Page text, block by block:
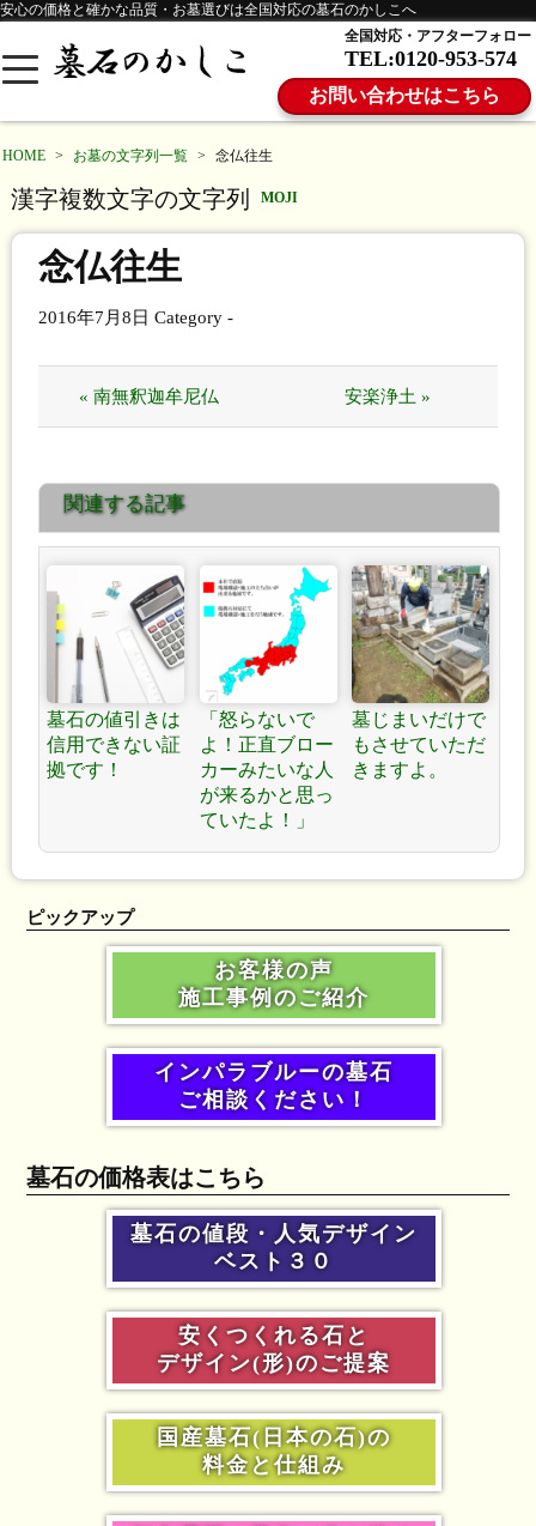
安心の価格と確かな品質・お墓選びは全国対応の墓石のかしこへ
全国対応・アフターフォロー
TEL:0120-953-574
お問い合わせはこちら
HOME > お墓の文字列一覧 > 念仏往生
漢字複数文字の文字列 MOJI
念仏往生
2016年7月8日 Category -
« 南無釈迦牟尼仏 安楽浄土 »
関連する記事
墓石の値引きは
信用できない証
拠です！
「怒らないで
よ！正直ブロー
カーみたいな人
が来るかと思っ
ていたよ！」
墓じまいだけで
もさせていただ
きますよ。
ピックアップ
お客様の声
施工事例のご紹介
インパラブルーの墓石
ご相談ください！
墓石の価格表はこちら
墓石の値段・人気デザイン
ベスト３０
安くつくれる石と
デザイン(形)のご提案
国産墓石(日本の石)の
料金と仕組み